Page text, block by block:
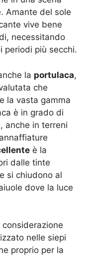
Amante del sole
vive bene
necessitando
periodi più secchi.
la portulaca,
che
la vasta gamma
è in grado di
anche in terreni
è la
dalle tinte
si chiudono al
dove la luce
nelle siepi
proprio per la